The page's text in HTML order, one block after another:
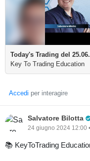
Today's Trading del
Key To Trading Education
Accedi per interagire
Salvatore Bilotta
24 giugno 2024 12:00
📚 KeyToTrading